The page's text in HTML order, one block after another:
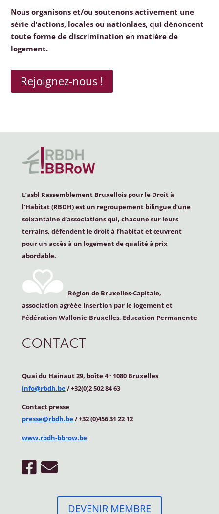
Nous organisons et/ou soutenons activement une
série d’actions, locales ou nationlaes, qui dénoncent
toute forme de discrimination en matière de
logement.
Rejoignez-nous !
L’asbl Rassemblement Bruxellois pour le Droit à
l’Habitat (RBDH) est un regroupement bilingue d’une
soixantaine d’associations qui, chacune sur leurs
terrains, défendent le droit à l’habitat et œuvrent
pour un accès à un logement de qualité à prix
abordable.
Région de Bruxelles-Capitale,
association agréée Insertion par le logement et
Fédération Wallonie-Bruxelles, Education Permanente
CONTACT
Quai du Hainaut 29, boîte 4· 1080 Bruxelles
info@rbdh.be/ +32(0)2 502 84 63
Contact presse
presse@rbdh.be/ +32 (0)456 31 22 12
www.rbdh-bbrow.be
DEVENIR MEMBRE